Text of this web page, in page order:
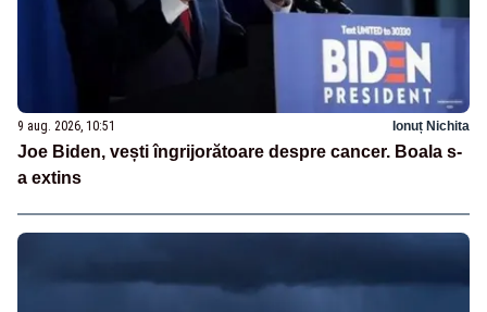
9 aug. 2026, 10:51 Ionuț Nichita
Joe Biden, vești îngrijorătoare despre cancer. Boala s-
a extins